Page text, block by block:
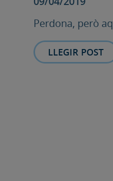
Perdona, però
LLEGIR POST